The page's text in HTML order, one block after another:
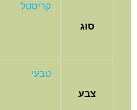
סוג
קריסטל
צבע
טבעי